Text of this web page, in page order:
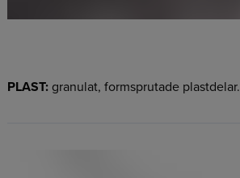
PLAST:granulat, formsprutade plastdelar.